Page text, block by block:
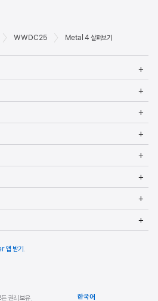
WWDC25 Metal 4 살펴보기
받기 .
권리 보유.